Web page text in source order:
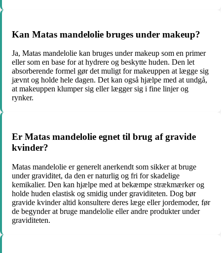
Kan Matas mandelolie bruges under makeup?
Ja, Matas mandelolie kan bruges under makeup som en primer
eller som en base for at hydrere og beskytte huden. Den let
absorberende formel gør det muligt for makeuppen at lægge sig
jævnt og holde hele dagen. Det kan også hjælpe med at undgå,
at makeuppen klumper sig eller lægger sig i fine linjer og
rynker.
Er Matas mandelolie egnet til brug af gravide
kvinder?
Matas mandelolie er generelt anerkendt som sikker at bruge
under graviditet, da den er naturlig og fri for skadelige
kemikalier. Den kan hjælpe med at bekæmpe strækmærker og
holde huden elastisk og smidig under graviditeten. Dog bør
gravide kvinder altid konsultere deres læge eller jordemoder, før
de begynder at bruge mandelolie eller andre produkter under
graviditeten.